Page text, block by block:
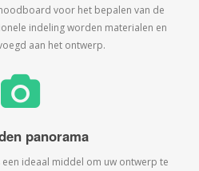
voor het bepalen van de
indeling worden materialen en
aan het ontwerp.
panorama
ideaal middel om uw ontwerp te